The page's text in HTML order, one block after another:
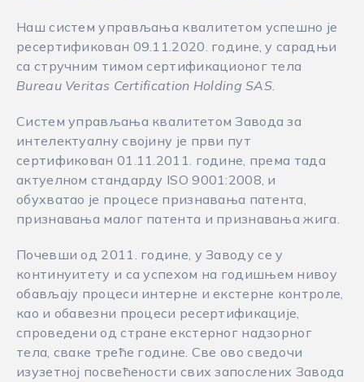
Наш систем управљања квалитетом успешно је
ресертификован 09.11.2020. године, у сарадњи
са стручним тимом сертификационог тела
Bureau Veritas Certification Holding SAS.
Систем управљања квалитетом Завода за
интелектуалну својину је први пут
сертификован 01.11.2011. године, према тада
актуелном стандарду ISO 9001:2008, и
обухватао је процесе признавања патента,
признавања малог патента и признавања жига.
Почевши од 2011. године, у Заводу се у
континуитету и са успехом на годишњем нивоу
обављају процеси интерне и екстерне контроле,
као и обавезни процеси ресертификације,
спроведени од стране екстерног надзорног
тела, сваке треће године. Све ово сведочи
изузетној посвећености свих запослених Завода